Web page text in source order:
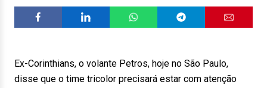
Ex-Corinthians, o volante Petros, hoje no São Paulo,
disse que o time tricolor precisará estar com atenção